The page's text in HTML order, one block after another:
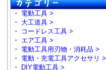
・ 電動工具 >
・ 大工道具 >
・
コードレス工具 >
・ エア工具 >
・ 電動工具用刃物・消耗品 >
・ 電動・充電工具アクセサリ >
・
DIY電動工具 >